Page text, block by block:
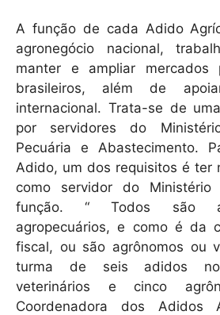
A função de cada Adido
agronegócio nacional,
manter e ampliar mercados
brasileiros, além de
internacional. Trata-se de
por servidores do
Pecuária e Abastecimento.
Adido, um dos requisitos é ter
como servidor do
função. “ Todos são
agropecuários, e como é da
fiscal, ou são agrônomos ou
turma de seis adidos
veterinários e cinco
Coordenadora dos Adidos